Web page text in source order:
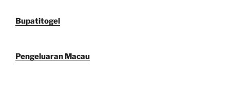
Bupatitogel
Pengeluaran Macau